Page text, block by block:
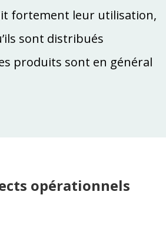
fortement leur utilisation,
sont distribués
produits sont en général
opérationnels